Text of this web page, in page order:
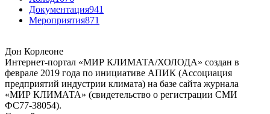
Документация941
Мероприятия871
Дон Корлеоне
Интернет-портал «МИР КЛИМАТА/ХОЛОДА» создан в
феврале 2019 года по инициативе АПИК (Ассоциация
предприятий индустрии климата) на базе сайта журнала
«МИР КЛИМАТА» (свидетельство о регистрации СМИ
ФС77-38054).